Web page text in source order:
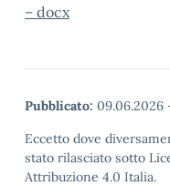
– docx
Pubblicato: 09.06.2026
Eccetto dove
stato rilasciato sotto
Attribuzione 4.0 Italia.